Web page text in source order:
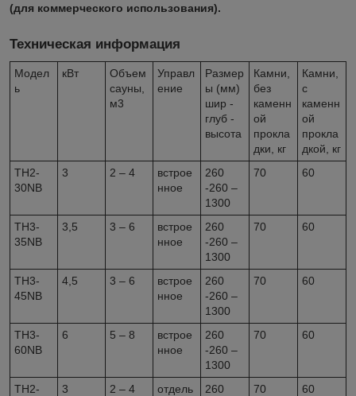
(для коммерческого использования).
Техническая информация
Модел
ь
кВт
Объем
сауны,
м3
Управл
ение
Размер
ы (мм)
шир -
глуб -
высота
Камни,
без
каменн
ой
прокла
дки, кг
Камни,
с
каменн
ой
прокла
дкой, кг
TH2-
30NB
3 2 – 4
встрое
нное
260
-260 –
1300
70 60
TH3-
35NB
3,5 3 – 6
встрое
нное
260
-260 –
1300
70 60
TH3-
45NB
4,5 3 – 6
встрое
нное
260
-260 –
1300
70 60
TH3-
60NB
6 5 – 8
встрое
нное
260
-260 –
1300
70 60
TH2-
3 2 – 4
отдель
260
70 60